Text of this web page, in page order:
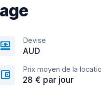
Devise
AUD
Prix moyen de la
28 € par jour